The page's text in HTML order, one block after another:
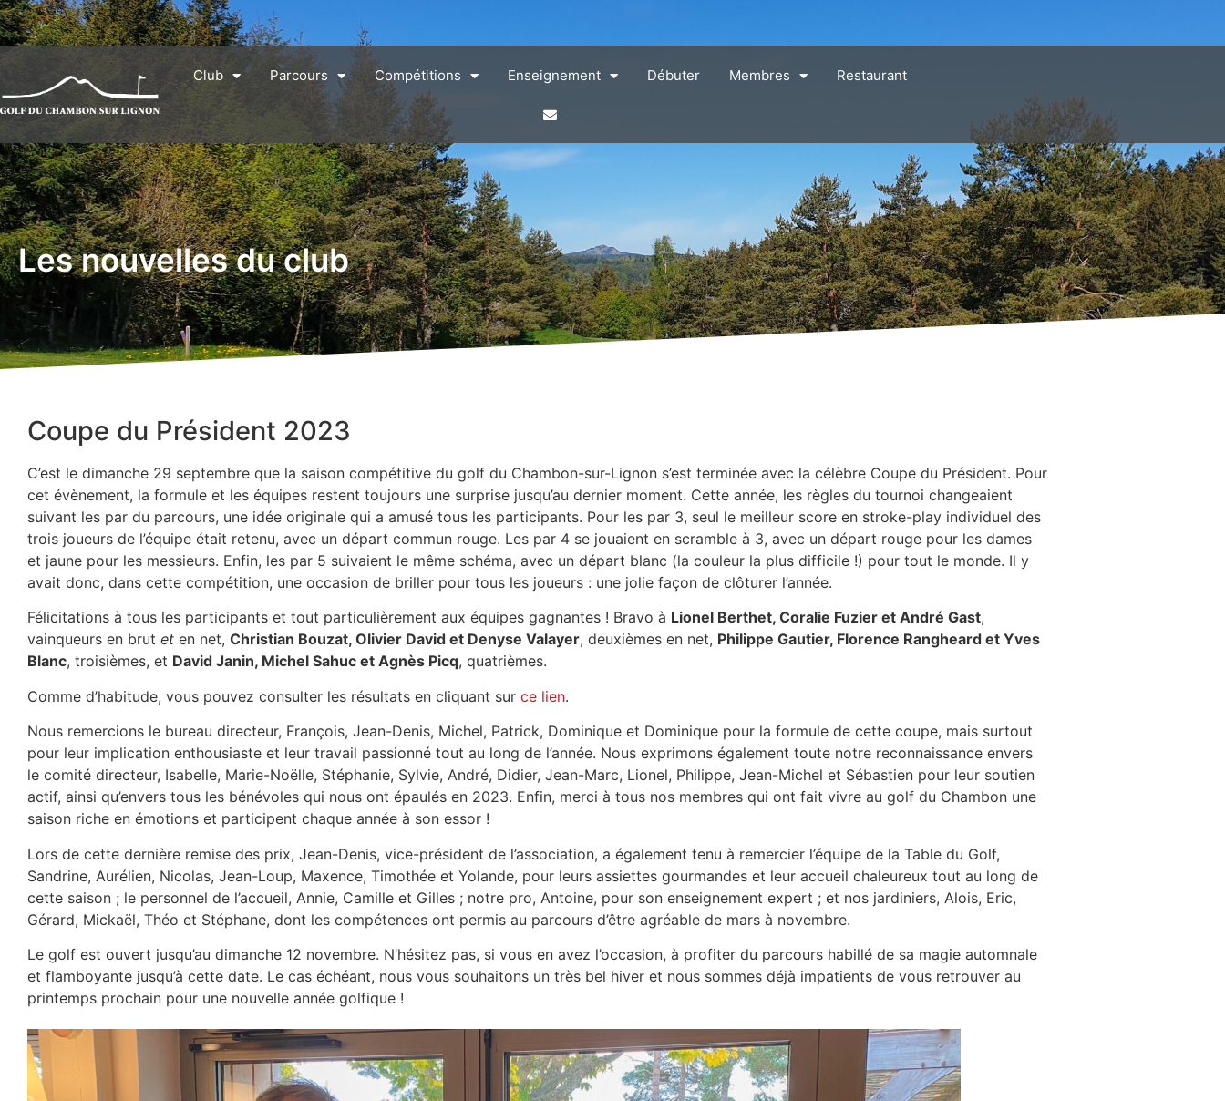
Club Parcours Compétitions Enseignement Débuter Membres Restaurant
Les nouvelles du club
Coupe du Président 2023
C’est le dimanche 29 septembre que la saison compétitive du golf du Chambon-sur-Lignon s’est terminée avec la célèbre Coupe du Président. Pour
cet évènement, la formule et les équipes restent toujours une surprise jusqu’au dernier moment. Cette année, les règles du tournoi changeaient
suivant les par du parcours, une idée originale qui a amusé tous les participants. Pour les par 3, seul le meilleur score en stroke-play individuel des
trois joueurs de l’équipe était retenu, avec un départ commun rouge. Les par 4 se jouaient en scramble à 3, avec un départ rouge pour les dames
et jaune pour les messieurs. Enfin, les par 5 suivaient le même schéma, avec un départ blanc (la couleur la plus difficile !) pour tout le monde. Il y
avait donc, dans cette compétition, une occasion de briller pour tous les joueurs : une jolie façon de clôturer l’année.
Félicitations à tous les participants et tout particulièrement aux équipes gagnantes ! Bravo à Lionel Berthet, Coralie Fuzier et André Gast,
vainqueurs en brut et en net, Christian Bouzat, Olivier David et Denyse Valayer, deuxièmes en net, Philippe Gautier, Florence Rangheard et Yves
Blanc, troisièmes, et David Janin, Michel Sahuc et Agnès Picq, quatrièmes.
Comme d’habitude, vous pouvez consulter les résultats en cliquant sur ce lien.
Nous remercions le bureau directeur, François, Jean-Denis, Michel, Patrick, Dominique et Dominique pour la formule de cette coupe, mais surtout
pour leur implication enthousiaste et leur travail passionné tout au long de l’année. Nous exprimons également toute notre reconnaissance envers
le comité directeur, Isabelle, Marie-Noëlle, Stéphanie, Sylvie, André, Didier, Jean-Marc, Lionel, Philippe, Jean-Michel et Sébastien pour leur soutien
actif, ainsi qu’envers tous les bénévoles qui nous ont épaulés en 2023. Enfin, merci à tous nos membres qui ont fait vivre au golf du Chambon une
saison riche en émotions et participent chaque année à son essor !
Lors de cette dernière remise des prix, Jean-Denis, vice-président de l’association, a également tenu à remercier l’équipe de la Table du Golf,
Sandrine, Aurélien, Nicolas, Jean-Loup, Maxence, Timothée et Yolande, pour leurs assiettes gourmandes et leur accueil chaleureux tout au long de
cette saison ; le personnel de l’accueil, Annie, Camille et Gilles ; notre pro, Antoine, pour son enseignement expert ; et nos jardiniers, Alois, Eric,
Gérard, Mickaël, Théo et Stéphane, dont les compétences ont permis au parcours d’être agréable de mars à novembre.
Le golf est ouvert jusqu’au dimanche 12 novembre. N’hésitez pas, si vous en avez l’occasion, à profiter du parcours habillé de sa magie automnale
et flamboyante jusqu’à cette date. Le cas échéant, nous vous souhaitons un très bel hiver et nous sommes déjà impatients de vous retrouver au
printemps prochain pour une nouvelle année golfique !